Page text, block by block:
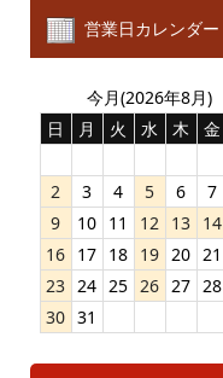
営業日カレンダー
今月(2026年8月)
日
月 火 水 木 金
2
3 4 5 6 7
9
10 11 12 13 14
16 17 18 19 20 21
23 24 25 26 27 28
30 31